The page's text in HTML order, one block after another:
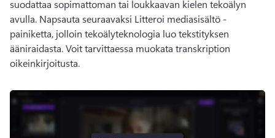
suodattaa sopimattoman tai loukkaavan kielen tekoälyn
avulla. Napsauta seuraavaksi Litteroi mediasisältö -
painiketta, jolloin tekoälyteknologia luo tekstityksen
ääniraidasta. Voit tarvittaessa muokata transkription
oikeinkirjoitusta.